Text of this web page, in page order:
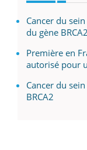
Cancer du
du gène BRCA2
Première en
autorisé pour
Cancer du
BRCA2